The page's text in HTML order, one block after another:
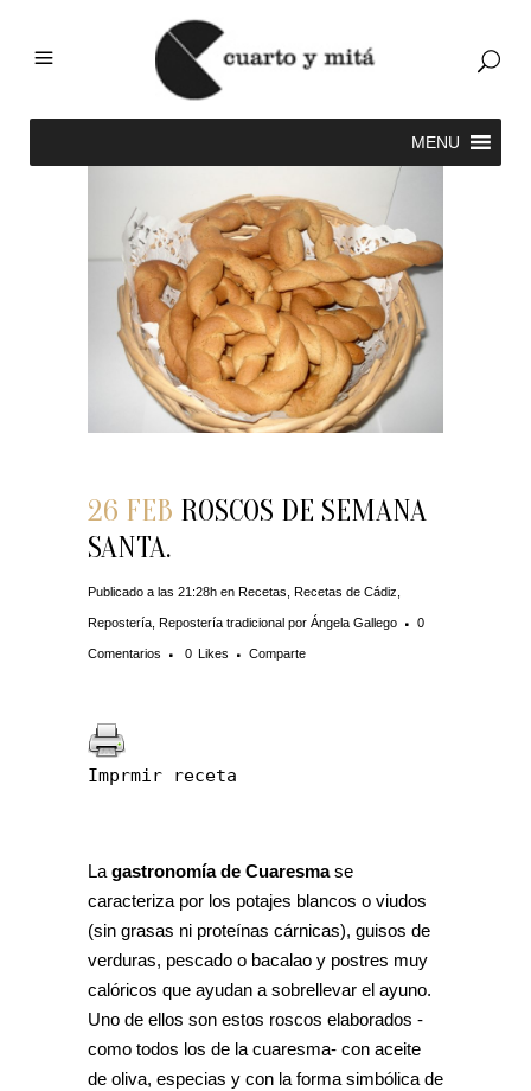
26 FEB ROSCOS DE SEMANA
SANTA.
Publicado a las 21:28h en Recetas Recetas de Cádiz
Repostería Repostería tradicional por Ángela Gallego 0
Comentarios 0 Likes Comparte
Imprmir receta
La gastronomía de Cuaresmase
caracteriza por los potajes blancos o viudos
(sin grasas ni proteínas cárnicas), guisos de
verduras, pescado o bacalao y postres muy
calóricos que ayudan a sobrellevar el ayuno.
Uno de ellos son estos roscos elaborados -
como todos los de la cuaresma- con aceite
de oliva, especias y con la forma simbólica de